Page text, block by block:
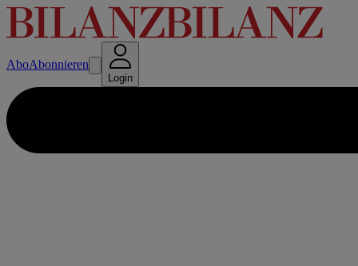
AboAbonnieren
Login